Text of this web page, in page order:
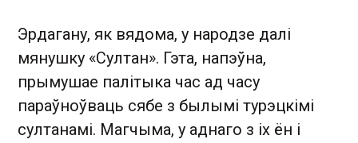
Эрдагану, як вядома, у народзе далі
мянушку «Султан». Гэта, напэўна,
прымушае палітыка час ад часу
параўноўваць сябе з былымі турэцкімі
султанамі. Магчыма, у аднаго з іх ён і